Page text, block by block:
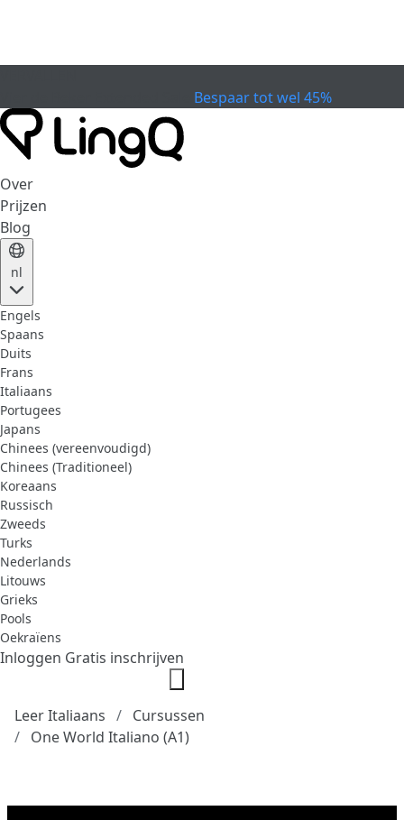
Bespaar tot wel 45%
Over
Prijzen
Blog
nl
Engels
Spaans
Duits
Frans
Italiaans
Portugees
Japans
Chinees (vereenvoudigd)
Chinees (Traditioneel)
Koreaans
Russisch
Zweeds
Turks
Nederlands
Litouws
Grieks
Pools
Oekraïens
Inloggen Gratis inschrijven
Leer Italiaans
Cursussen
One World Italiano (A1)